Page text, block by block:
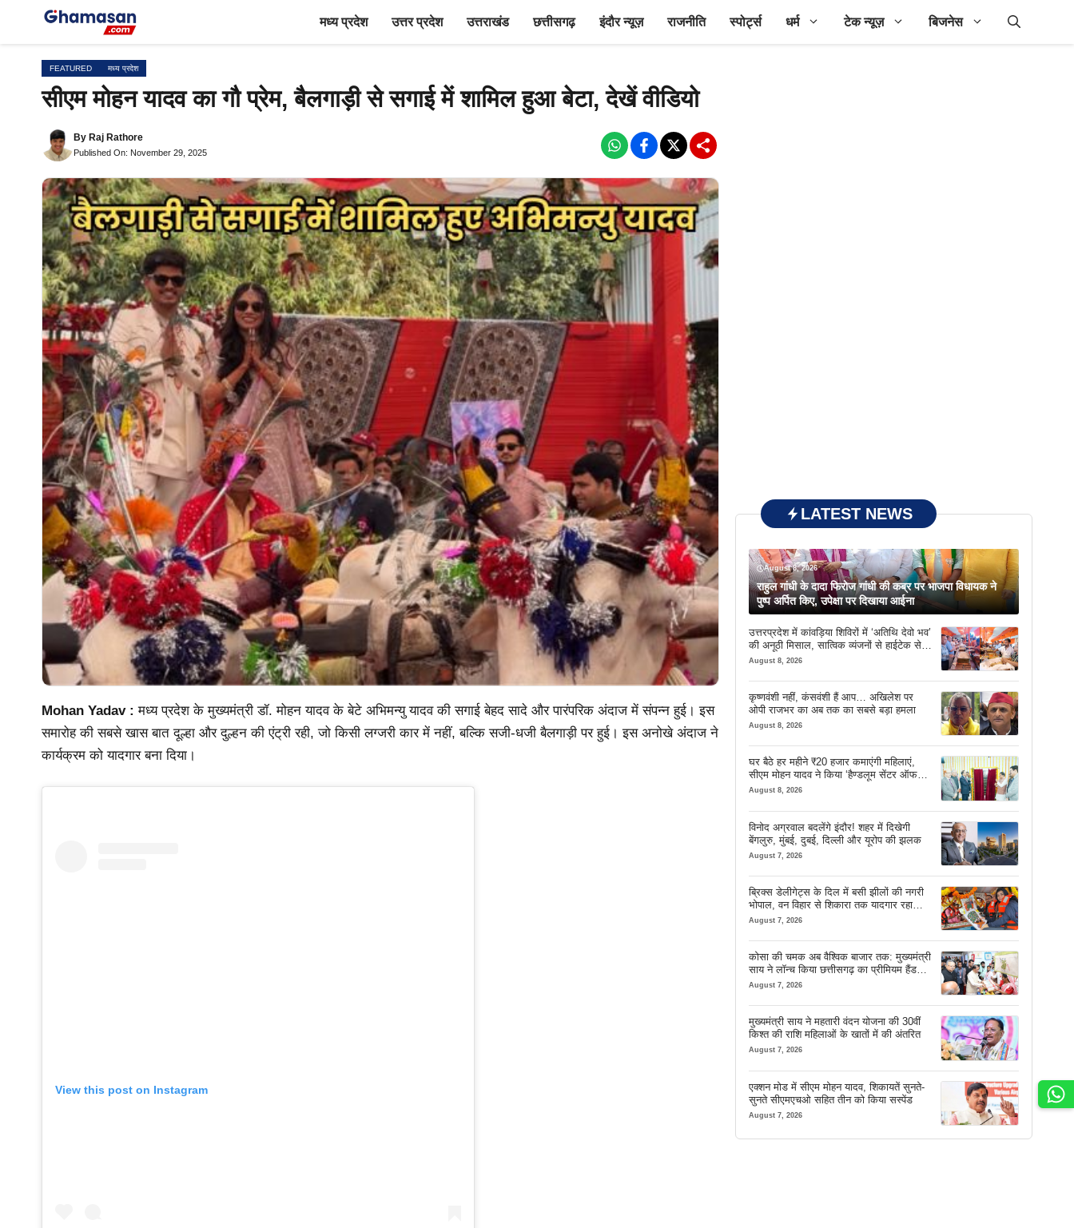
मध्य प्रदेश उत्तर प्रदेश उत्तराखंड छत्तीसगढ़ इंदौर न्यूज़ राजनीति स्पोर्ट्स धर्म टेक न्यूज़ बिजनेस
FEATURED मध्य प्रदेश
सीएम मोहन यादव का गौ प्रेम, बैलगाड़ी से सगाई में शामिल हुआ बेटा, देखें वीडियो
By Raj Rathore
Published On: November 29, 2025
Mohan Yadav : मध्य प्रदेश के मुख्यमंत्री डॉ. मोहन यादव के बेटे अभिमन्यु यादव की सगाई बेहद सादे और पारंपरिक अंदाज में संपन्न हुई। इस
समारोह की सबसे खास बात दूल्हा और दुल्हन की एंट्री रही, जो किसी लग्जरी कार में नहीं, बल्कि सजी-धजी बैलगाड़ी पर हुई। इस अनोखे अंदाज ने
कार्यक्रम को यादगार बना दिया।
View this post on Instagram
LATEST NEWS
August 8, 2026
राहुल गांधी के दादा फिरोज गांधी की कब्र पर भाजपा विधायक ने
पुष्प अर्पित किए, उपेक्षा पर दिखाया आईना
उत्तरप्रदेश में कांवड़िया शिविरों में ‘अतिथि देवो भव’
की अनूठी मिसाल, सात्विक व्यंजनों से हाईटेक सेवा
तक खास इंतजाम
August 8, 2026
कृष्णवंशी नहीं, कंसवंशी हैं आप… अखिलेश पर
ओपी राजभर का अब तक का सबसे बड़ा हमला
August 8, 2026
घर बैठे हर महीने ₹20 हजार कमाएंगी महिलाएं,
सीएम मोहन यादव ने किया ‘हैण्डलूम सेंटर ऑफ
एक्सीलेंस’ का शुभारंभ
August 8, 2026
विनोद अग्रवाल बदलेंगे इंदौर! शहर में दिखेगी
बेंगलुरु, मुंबई, दुबई, दिल्ली और यूरोप की झलक
August 7, 2026
ब्रिक्स डेलीगेट्स के दिल में बसी झीलों की नगरी
भोपाल, वन विहार से शिकारा तक यादगार रहा
सफर
August 7, 2026
कोसा की चमक अब वैश्विक बाजार तक: मुख्यमंत्री
साय ने लॉन्च किया छत्तीसगढ़ का प्रीमियम हैंडलूम
ब्रांड ‘कोशल फैब’
August 7, 2026
मुख्यमंत्री साय ने महतारी वंदन योजना की 30वीं
किश्त की राशि महिलाओं के खातों में की अंतरित
August 7, 2026
एक्शन मोड में सीएम मोहन यादव, शिकायतें सुनते-
सुनते सीएमएचओ सहित तीन को किया सस्पेंड
August 7, 2026